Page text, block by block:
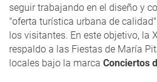
seguir trabajando en el diseño y
"oferta turística urbana de
los visitantes. En este objetivo, la
respaldo a las Fiestas de María
locales bajo la marca Conciertos